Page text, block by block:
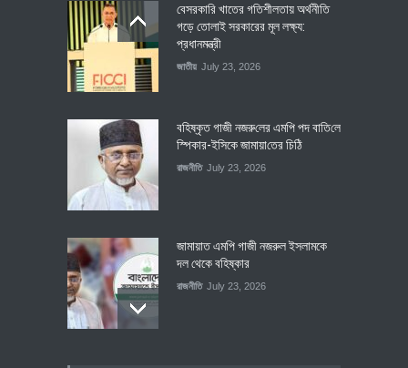
বেসরকারি খাতের গতিশীলতায় অর্থনীতি
গড়ে তোলাই সরকারের মূল লক্ষ্য:
প্রধানমন্ত্রী
জাতীয় July 23, 2026
বহিষ্কৃত গাজী নজরু‌লের এম‌পি পদ বা‌তি‌লে
স্পিকার-ইসিকে জামায়া‌তের চি‌ঠি
রাজনীতি July 23, 2026
জামায়াত এমপি গাজী নজরুল ইসলামকে
দল থেকে বহিষ্কার
রাজনীতি July 23, 2026